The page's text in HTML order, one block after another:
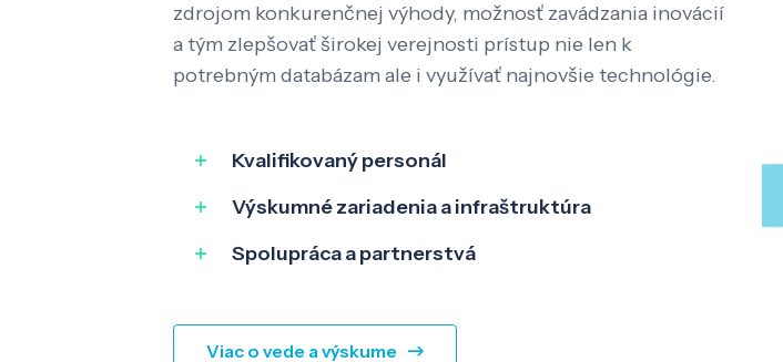
zdrojom konkurenčnej výhody, možnosť zavádzania inovácií
a tým zlepšovať širokej verejnosti prístup nie len k
potrebným databázam ale i využívať najnovšie technológie.
Kvalifikovaný personál
Výskumné zariadenia a infraštruktúra
Spolupráca a partnerstvá
Viac o vede a výskume